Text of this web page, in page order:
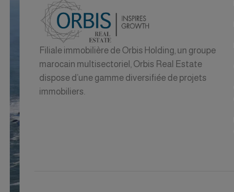
Filiale immobilière de Orbis Holding, un groupe
marocain multisectoriel, Orbis Real Estate
dispose d’une gamme diversifiée de projets
immobiliers.